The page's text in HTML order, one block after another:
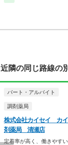
近隣の同じ路線の
パート・アルバイト
調剤薬局
株式会社カイセイ カ
剤薬局 清瀬店
定着率が高く、働きやす